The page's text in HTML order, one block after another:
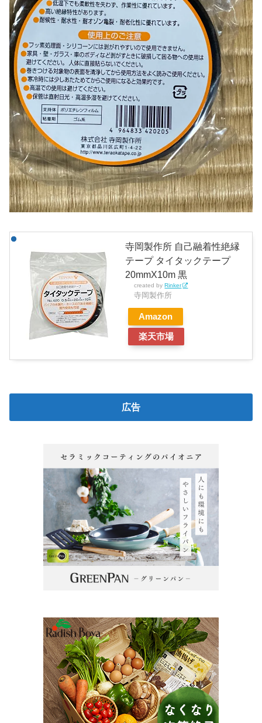
寺岡製作所 自己融着性絶縁
テープ タイタックテープ
20mmX10m 黒
created byRinker
寺岡製作所
Amazon
楽天市場
広告